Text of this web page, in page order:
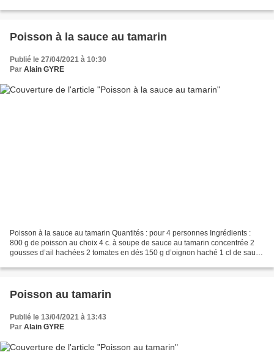
Poisson à la sauce au tamarin
Publié le 27/04/2021 à 10:30
Par Alain GYRE
Poisson à la sauce au tamarin Quantités : pour 4 personnes Ingrédients :
800 g de poisson au choix 4 c. à soupe de sauce au tamarin concentrée 2
gousses d’ail hachées 2 tomates en dés 150 g d’oignon haché 1 cl de sauce
Poisson au tamarin
Publié le 13/04/2021 à 13:43
Par Alain GYRE